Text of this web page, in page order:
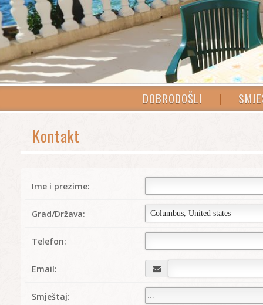
DOBRODOŠLI |
Kontakt
Ime i prezime:
Grad/Država:
Telefon:
Email:
Smještaj: